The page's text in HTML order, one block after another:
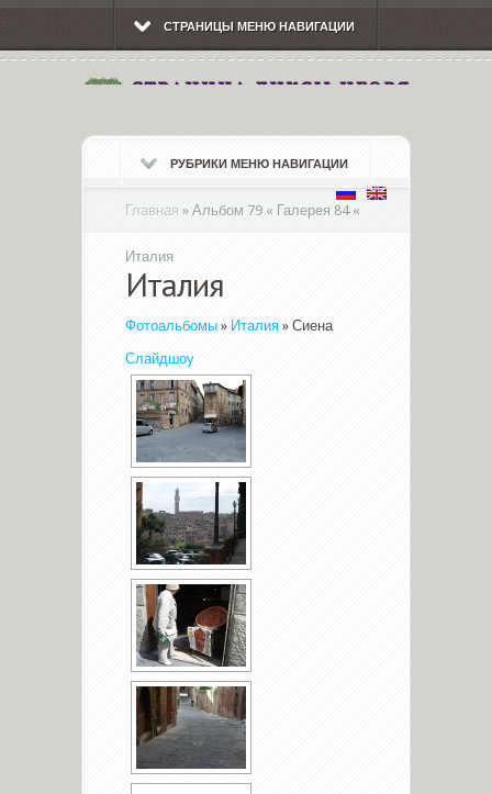
СТРАНИЦЫ МЕНЮ НАВИГАЦИИ
РУБРИКИ МЕНЮ НАВИГАЦИИ
Главная » Альбом 79 « Галерея 84 «
Италия
Италия
Фотоальбомы » Италия » Сиена
Слайдшоу